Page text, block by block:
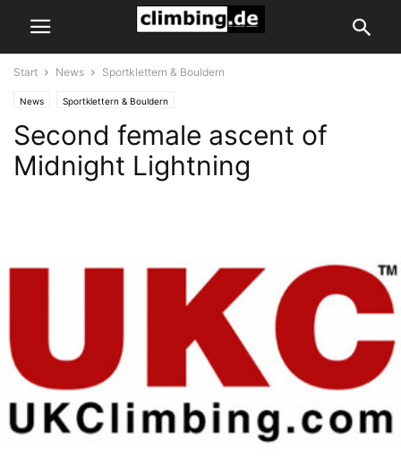
Start News Sportklettern & Bouldern
News Sportklettern & Bouldern
Second female ascent of
Midnight Lightning